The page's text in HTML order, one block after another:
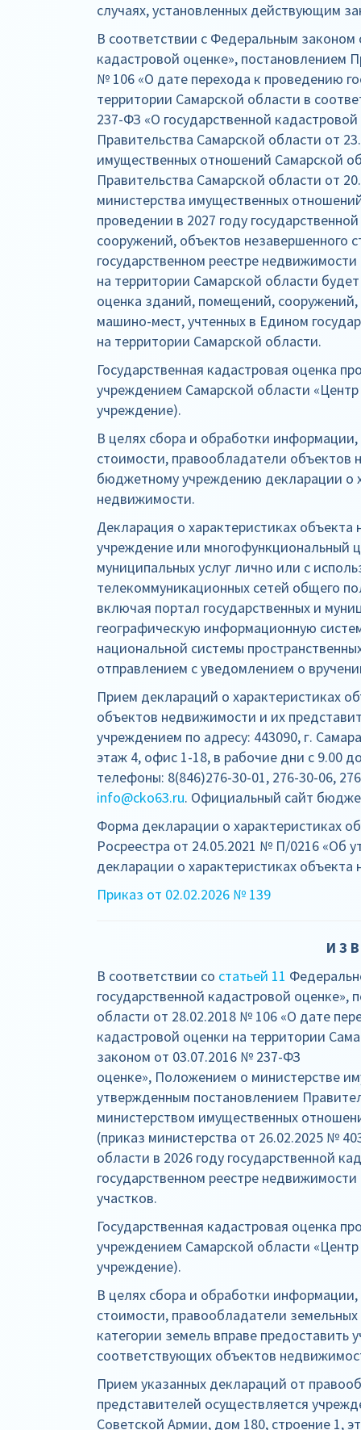
случаях, установленных действующим
В соответствии с Федеральным
кадастровой оценке», постановлением
№ 106 «О дате перехода к проведению
территории Самарской области в
237-ФЗ «О государственной
Правительства Самарской области от
имущественных отношений Самарской
Правительства Самарской области от
министерства имущественных
проведении в 2027 году
сооружений, объектов незавершенного
государственном реестре
на территории Самарской области
оценка зданий, помещений,
машино-мест, учтенных в Едином
на территории Самарской области.
Государственная кадастровая оценка
учреждением Самарской области
учреждение).
В целях сбора и обработки
стоимости, правообладатели объектов
бюджетному учреждению декларации о
недвижимости.
Декларация о характеристиках
учреждение или многофункциональный
муниципальных услуг лично или с
телекоммуникационных сетей общего
включая портал государственных и
географическую информационную
национальной системы
отправлением с уведомлением о
Прием деклараций о характеристиках
объектов недвижимости и их
учреждением по адресу: 443090, г.
этаж 4, офис 1-18, в рабочие дни с 9.00
телефоны: 8(846)276-30-01, 276-30-06,
info@cko63.ru. Официальный сайт
Форма декларации о характеристиках
Росреестра от 24.05.2021 № П/0216 «Об
декларации о характеристиках
Приказ от 02.02.2026 № 139
И З
В соответствии со статьей 11
государственной кадастровой
области от 28.02.2018 № 106 «О дате
кадастровой оценки на территории
законом от 03.07.2016 № 237-ФЗ
оценке», Положением о министерстве
утвержденным постановлением
министерством имущественных
(приказ министерства от 26.02.2025 №
области в 2026 году государственной
государственном реестре
участков.
Государственная кадастровая оценка
учреждением Самарской области
учреждение).
В целях сбора и обработки
стоимости, правообладатели
категории земель вправе
соответствующих объектов
Прием указанных деклараций от
представителей осуществляется
Советской Армии, дом 180, строение 1,